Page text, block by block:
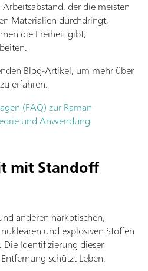
der die meisten
Materialien durchdringt,
die Freiheit gibt,
Blog-Artikel, um mehr über
erfahren.
(FAQ) zur Raman-
und Anwendung
mit Standoff
anderen narkotischen,
und explosiven Stoffen
Die Identifizierung dieser
schützt Leben.